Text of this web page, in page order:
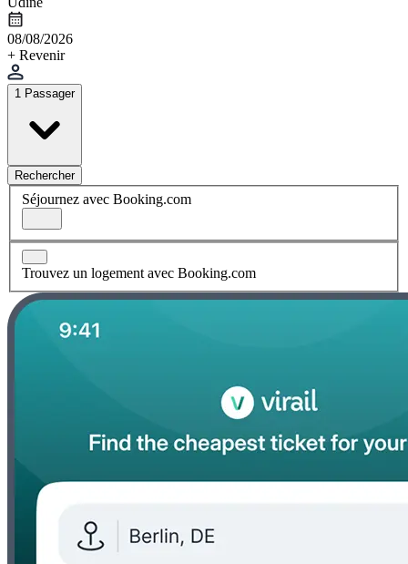
08/08/2026
+ Revenir
1 Passager
Rechercher
Séjournez avec Booking.com
Trouvez un logement avec Booking.com